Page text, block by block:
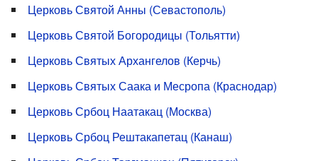
Церковь Святой Анны (Севастополь)
Церковь Святой Богородицы (Тольятти)
Церковь Святых Архангелов (Керчь)
Церковь Святых Саака и Месропа (Краснодар)
Церковь Србоц Наатакац (Москва)
Церковь Србоц Рештакапетац (Канаш)